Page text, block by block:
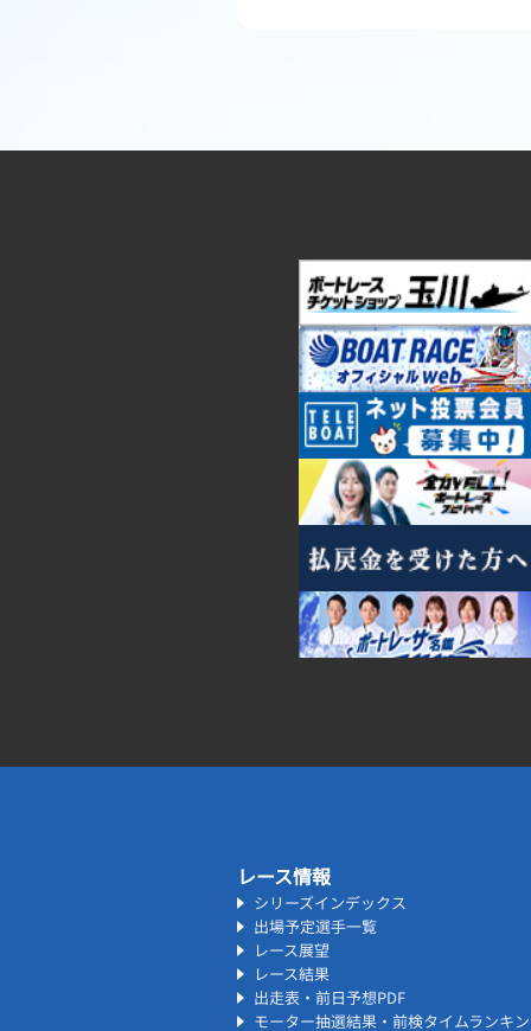
レース情報
シリーズインデックス
出場予定選手一覧
レース展望
レース結果
出走表・前日予想PDF
モーター抽選結果・前検タイムランキ